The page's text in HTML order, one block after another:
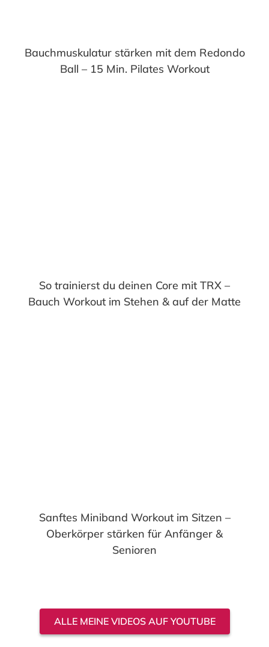
Bauchmuskulatur stärken mit dem Redondo
Ball – 15 Min. Pilates Workout
So trainierst du deinen Core mit TRX –
Bauch Workout im Stehen & auf der Matte
Sanftes Miniband Workout im Sitzen –
Oberkörper stärken für Anfänger &
Senioren
ALLE MEINE VIDEOS AUF YOUTUBE